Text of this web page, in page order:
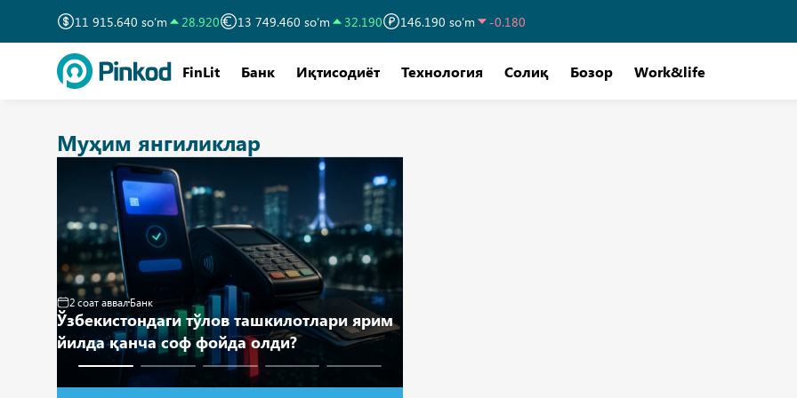
11 915.640 so‘m 28.920 13 749.460 so‘m 32.190 146.190 so‘m -0.180
FinLit Банк Иқтисодиёт Технология Солиқ Бозор Work&life
Муҳим янгиликлар
1 кун аввалБанк
Аҳоли омонатлари бўйича фоиз ставкаси
5,5 йиллик минимумга тушди